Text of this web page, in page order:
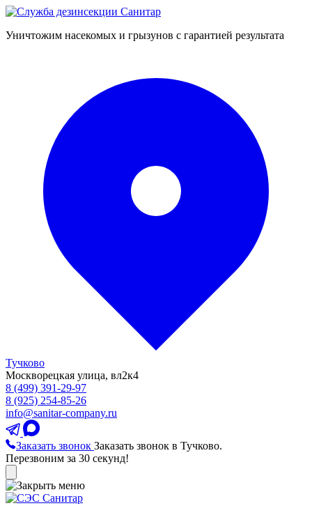
Уничтожим насекомых и грызунов с гарантией результата
Тучково
Москворецкая улица, вл2к4
8 (499) 391-29-97
8 (925) 254-85-26
info@sanitar-company.ru
Заказать звонок Заказать звонок в Тучково.
Перезвоним за 30 секунд!